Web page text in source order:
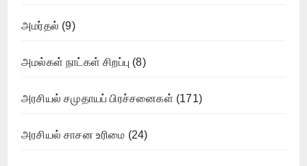
அமர்தல் (9)
அமல்கள் நாட்கள் சிறப்பு (8)
அரசியல் சமுதாயப் பிரச்சனைகள் (171)
அரசியல் சாசன உரிமை (24)